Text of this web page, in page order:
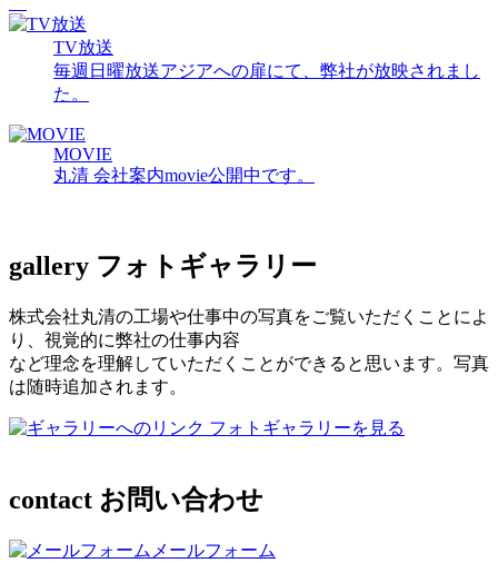
TV放送
毎週日曜放送アジアへの扉にて、弊社が放映されまし
た。
MOVIE
丸清 会社案内movie公開中です。
gallery フォトギャラリー
株式会社丸清の工場や仕事中の写真をご覧いただくことによ
り、視覚的に弊社の仕事内容
など理念を理解していただくことができると思います。写真
は随時追加されます。
フォトギャラリーを見る
contact お問い合わせ
メールフォーム